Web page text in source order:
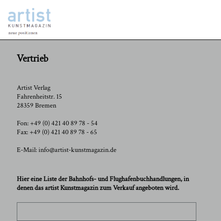
Vertrieb
Artist Verlag
Fahrenheitstr. 15
28359 Bremen
Fon: +49 (0) 421 40 89 78 - 54
Fax: +49 (0) 421 40 89 78 - 65
E-Mail: info@artist-kunstmagazin.de
Hier eine Liste der Bahnhofs- und Flughafenbuchhandlungen, in
denen das artist Kunstmagazin zum Verkauf angeboten wird.